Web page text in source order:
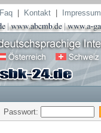
Faq Kontakt Impressum
Passwort: